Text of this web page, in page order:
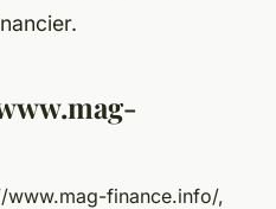
www.mag-finance.info/,